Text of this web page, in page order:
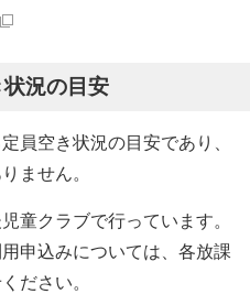
況の目安
員空き状況の目安であり、
ません。
童クラブで行っています。
申込みについては、各放課
ださい。